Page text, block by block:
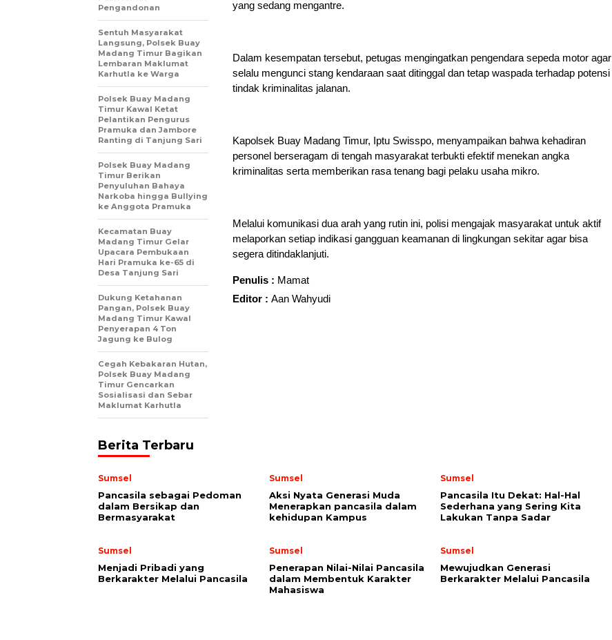
yang sedang mengantre.
Dalam kesempatan tersebut, petugas mengingatkan pengendara sepeda motor agar
selalu mengunci stang kendaraan saat ditinggal dan tetap waspada terhadap potensi
tindak kriminalitas jalanan.
Kapolsek Buay Madang Timur, Iptu Swisspo, menyampaikan bahwa kehadiran
personel berseragam di tengah masyarakat terbukti efektif menekan angka
kriminalitas serta memberikan rasa tenang bagi pelaku usaha mikro.
Melalui komunikasi dua arah yang rutin ini, polisi mengajak masyarakat untuk aktif
melaporkan setiap indikasi gangguan keamanan di lingkungan sekitar agar bisa
segera ditindaklanjuti.
Penulis : Mamat
Editor : Aan Wahyudi
Pengandonan
Sentuh Masyarakat
Langsung, Polsek Buay
Madang Timur Bagikan
Lembaran Maklumat
Karhutla ke Warga
Polsek Buay Madang
Timur Kawal Ketat
Pelantikan Pengurus
Pramuka dan Jambore
Ranting di Tanjung Sari
Polsek Buay Madang
Timur Berikan
Penyuluhan Bahaya
Narkoba hingga Bullying
ke Anggota Pramuka
Kecamatan Buay
Madang Timur Gelar
Upacara Pembukaan
Hari Pramuka ke-65 di
Desa Tanjung Sari
Dukung Ketahanan
Pangan, Polsek Buay
Madang Timur Kawal
Penyerapan 4 Ton
Jagung ke Bulog
Cegah Kebakaran Hutan,
Polsek Buay Madang
Timur Gencarkan
Sosialisasi dan Sebar
Maklumat Karhutla
Berita Terbaru
Sumsel
Pancasila sebagai Pedoman
dalam Bersikap dan
Bermasyarakat
Sumsel
Aksi Nyata Generasi Muda
Menerapkan pancasila dalam
kehidupan Kampus
Sumsel
Pancasila Itu Dekat: Hal-Hal
Sederhana yang Sering Kita
Lakukan Tanpa Sadar
Sumsel
Menjadi Pribadi yang
Berkarakter Melalui Pancasila
Sumsel
Penerapan Nilai-Nilai Pancasila
dalam Membentuk Karakter
Mahasiswa
Sumsel
Mewujudkan Generasi
Berkarakter Melalui Pancasila